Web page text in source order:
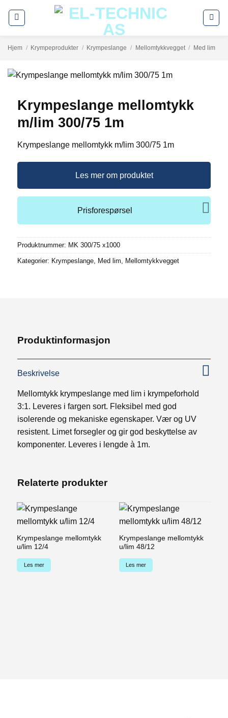
Hjem / Krympeprodukter / Krympeslange / Mellomtykkvegget / Med lim
Krympeslange mellomtykk
m/lim 300/75 1m
Krympeslange mellomtykk m/lim 300/75 1m
Les mer om produktet
Prisforespørsel
Produktnummer: MK 300/75 x1000
Kategorier: Krympeslange, Med lim Mellomtykkvegget
Produktinformasjon
Beskrivelse
Mellomtykk krympeslange med lim i krympeforhold
3:1. Leveres i fargen sort. Fleksibel med god
isolerende og mekaniske egenskaper. Vær og UV
resistent. Limet forsegler og gir god beskyttelse av
komponenter. Leveres i lengde à 1m.
Relaterte produkter
Krympeslange mellomtykk
u/lim 12/4
Les mer
Krympeslange mellomtykk
u/lim 48/12
Les mer